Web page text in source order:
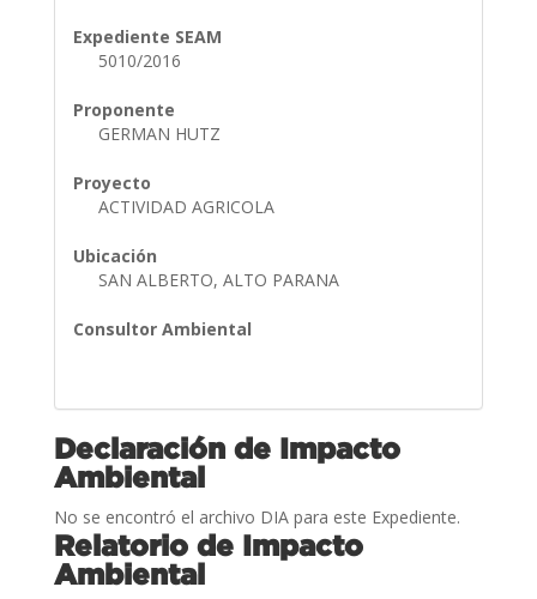
Expediente SEAM
5010/2016
Proponente
GERMAN HUTZ
Proyecto
ACTIVIDAD AGRICOLA
Ubicación
SAN ALBERTO, ALTO PARANA
Consultor Ambiental
Declaración de Impacto
Ambiental
No se encontró el archivo DIA para este Expediente.
Relatorio de Impacto
Ambiental